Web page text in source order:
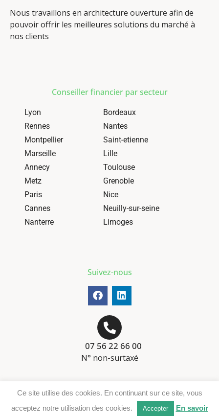
Nous travaillons en architecture ouverture afin de
pouvoir offrir les meilleures solutions du marché à
nos clients
Conseiller financier par secteur
Lyon
Bordeaux
Rennes
Nantes
Montpellier
Saint-etienne
Marseille
Lille
Annecy
Toulouse
Metz
Grenoble
Paris
Nice
Cannes
Neuilly-sur-seine
Nanterre
Limoges
Suivez-nous
07 56 22 66 00
N° non-surtaxé
Téléchargement DER
Ce site utilise des cookies. En continuant sur ce site, vous
acceptez notre utilisation des cookies.
Accepter
En savoir